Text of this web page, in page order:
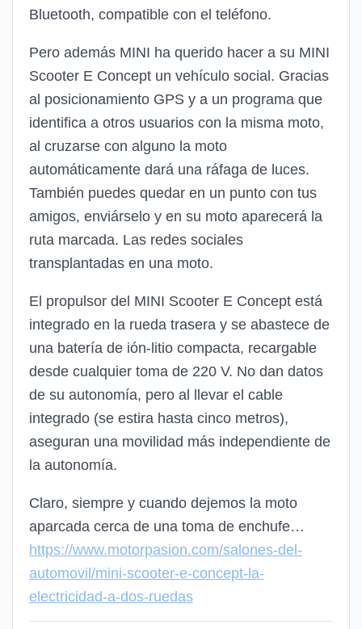
Bluetooth, compatible con el teléfono.
Pero además MINI ha querido hacer a su MINI
Scooter E Concept un vehículo social. Gracias
al posicionamiento GPS y a un programa que
identifica a otros usuarios con la misma moto,
al cruzarse con alguno la moto
automáticamente dará una ráfaga de luces.
También puedes quedar en un punto con tus
amigos, enviárselo y en su moto aparecerá la
ruta marcada. Las redes sociales
transplantadas en una moto.
El propulsor del MINI Scooter E Concept está
integrado en la rueda trasera y se abastece de
una batería de ión-litio compacta, recargable
desde cualquier toma de 220 V. No dan datos
de su autonomía, pero al llevar el cable
integrado (se estira hasta cinco metros),
aseguran una movilidad más independiente de
la autonomía.
Claro, siempre y cuando dejemos la moto
aparcada cerca de una toma de enchufe…
https://www.motorpasion.com/salones-del-
automovil/mini-scooter-e-concept-la-
electricidad-a-dos-ruedas